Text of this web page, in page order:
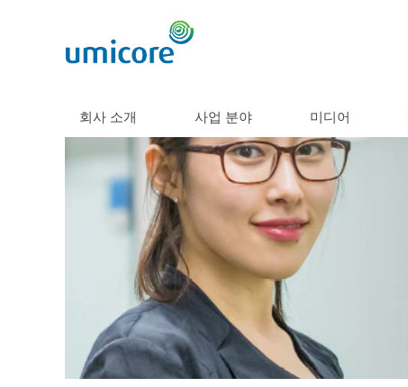
회사 소개 사업 분야 미디어